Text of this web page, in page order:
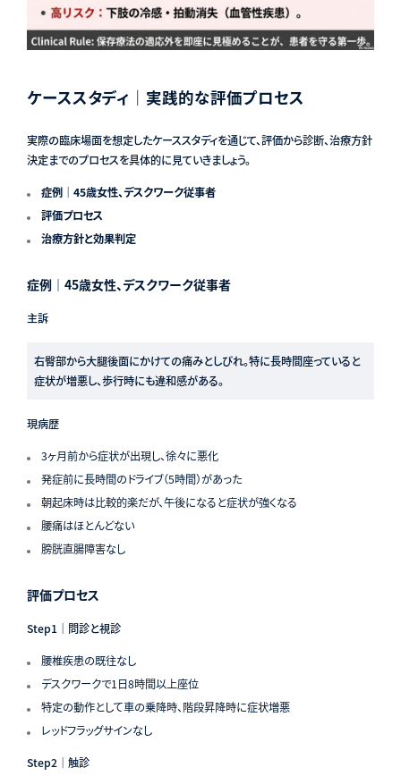
ケーススタディ｜実践的な評価プロセス
実際の臨床場面を想定したケーススタディを通じて、評価から診断、治療方針
決定までのプロセスを具体的に見ていきましょう。
症例｜45歳女性、デスクワーク従事者
評価プロセス
治療方針と効果判定
症例｜45歳女性、デスクワーク従事者
主訴
右臀部から大腿後面にかけての痛みとしびれ。特に長時間座っていると
症状が増悪し、歩行時にも違和感がある。
現病歴
3ヶ月前から症状が出現し、徐々に悪化
発症前に長時間のドライブ（5時間）があった
朝起床時は比較的楽だが、午後になると症状が強くなる
腰痛はほとんどない
膀胱直腸障害なし
評価プロセス
Step1｜問診と視診
腰椎疾患の既往なし
デスクワークで1日8時間以上座位
特定の動作として車の乗降時、階段昇降時に症状増悪
レッドフラッグサインなし
Step2｜触診